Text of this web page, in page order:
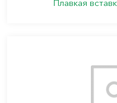
Плавкая